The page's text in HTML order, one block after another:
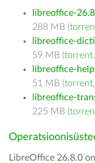
libreoffice-
288 MB (
libreoffice-
59 MB (torrent,
libreoffice-
51 MB (torrent,
libreoffice-
225 MB (
LibreOffice 26.8.0